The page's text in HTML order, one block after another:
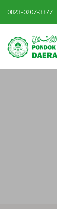
0823-0207-3377